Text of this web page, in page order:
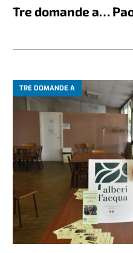
Tre domande a…
TRE DOMANDE A